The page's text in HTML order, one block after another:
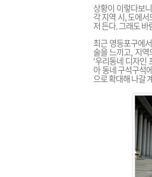
상황이 이렇다보
각 지역 시, 도에
저 든다. 그래도
최근 영등포구에
술을 느끼고, 지역
‘우리동네 디자인
아 동네 구석구석
으로 확대해 나갈